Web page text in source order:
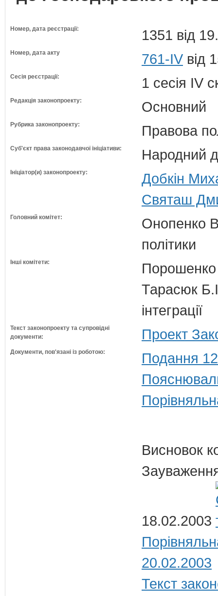
Номер, дата реєстрації: 1351 від
Номер, дата акту 761-IV від
Сесія реєстрації: 1 сесія IV
Редакція законопроекту: Основний
Рубрика законопроекту: Правова
Суб'єкт права законодавчої ініціативи: Народний
Ініціатор(и) законопроекту:
Добкін
Святаш
Головний комітет:
Онопенко
політики
Інші комітети:
Порошенко
Тарасюк
інтеграції
Текст законопроекту та супровідні
документи:
Проект
Документи, пов'язані із роботою:
Подання
Висновок
18.02.2003
20.02.2003
Текст